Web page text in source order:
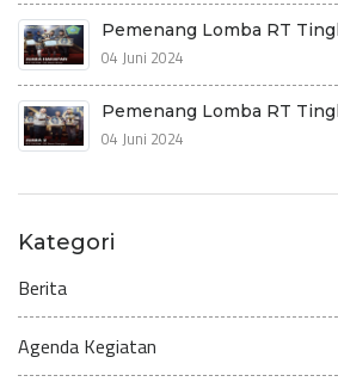
Pemenang Lomba RT
04 Juni 2024
Pemenang Lomba RT
04 Juni 2024
Kategori
Berita
Agenda Kegiatan